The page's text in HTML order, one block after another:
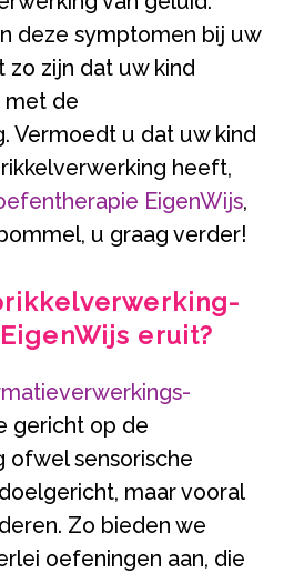
deze symptomen bij uw
zo zijn dat uw kind
de
Vermoedt u dat uw kind
heeft,
EigenWijs,
u graag verder!
eruit?
gericht op de
ofwel sensorische
maar vooral
Zo bieden we
oefeningen aan, die